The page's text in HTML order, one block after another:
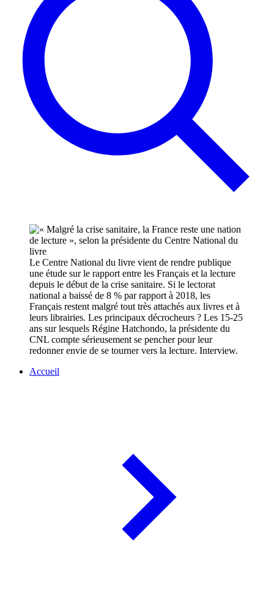
Le Centre National du livre vient de rendre publique
une étude sur le rapport entre les Français et la lecture
depuis le début de la crise sanitaire. Si le lectorat
national a baissé de 8 % par rapport à 2018, les
Français restent malgré tout très attachés aux livres et à
leurs librairies. Les principaux décrocheurs ? Les 15-25
ans sur lesquels Régine Hatchondo, la présidente du
CNL compte sérieusement se pencher pour leur
redonner envie de se tourner vers la lecture. Interview.
Accueil